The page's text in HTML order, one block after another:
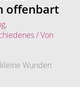
offenbart
,
/ Von
Wunden